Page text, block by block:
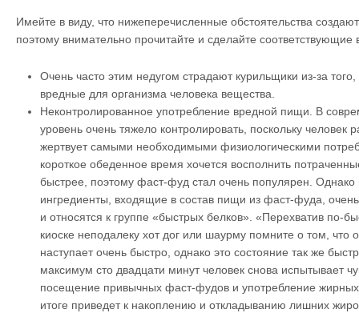
Имейте в виду, что нижеперечисленные обстоятельства
поэтому внимательно прочитайте и сделайте
Очень часто этим недугом страдают курильщики из-за
вредные для организма человека вещества.
Неконтролированное употребление вредной пищи. В
уровень очень тяжело контролировать, поскольку человек
жертвует самыми необходимыми физиологическими
короткое обеденное время хочется восполнить
быстрее, поэтому фаст-фуд стал очень популярен. Однако
ингредиенты, входящие в состав пищи из фаст-фуда,
и относятся к группе «быстрых белков». «Перехватив по-
киоске неподалеку хот дог или шаурму помните о том, что
наступает очень быстро, однако это состояние так же
максимум сто двадцати минут человек снова испытывает
посещение привычных фаст-фудов и употребление жирных
итоге приведет к накоплению и откладыванию лишних